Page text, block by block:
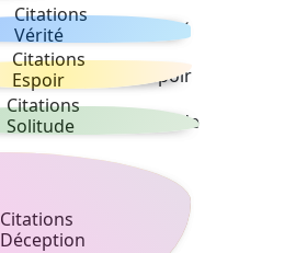
Citations
Vérité
Citations
Espoir
Citations
Solitude
Citations
Déception